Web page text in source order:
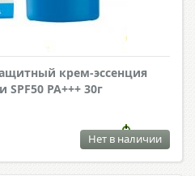
крем-эссенция
SPF50 PA+++ 30г
Нет в наличии